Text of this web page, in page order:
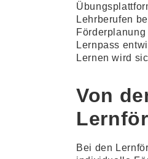
Lehrberufen
Lernpass
Lernen wird
Von
Bei den